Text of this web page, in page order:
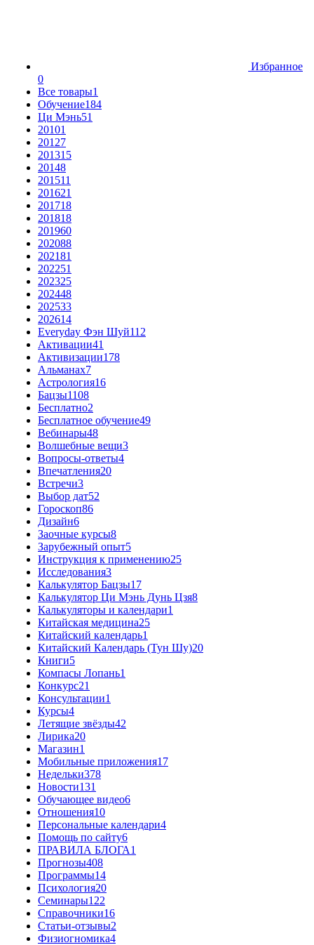
Избранное
0
Все товары1
Обучение184
Ци Мэнь51
20101
20127
201315
20148
201511
201621
201718
201818
201960
202088
202181
202251
202325
202448
202533
202614
Everyday Фэн Шуй112
Активации41
Активизации178
Альманах7
Астрология16
Бацзы1108
Бесплатно2
Бесплатное обучение49
Вебинары48
Волшебные вещи3
Вопросы-ответы4
Впечатления20
Встречи3
Выбор дат52
Гороскоп86
Дизайн6
Заочные курсы8
Зарубежный опыт5
Инструкция к применению25
Исследования3
Калькулятор Бацзы17
Калькулятор Ци Мэнь Дунь Цзя8
Калькуляторы и календари1
Китайская медицина25
Китайский календарь1
Китайский Календарь (Тун Шу)20
Книги5
Компасы Лопань1
Конкурс21
Консультации1
Курсы4
Летящие звёзды42
Лирика20
Магазин1
Мобильные приложения17
Недельки378
Новости131
Обучающее видео6
Отношения10
Персональные календари4
Помощь по сайту6
ПРАВИЛА БЛОГА1
Прогнозы408
Программы14
Психология20
Семинары122
Справочники16
Статьи-отзывы2
Физиогномика4